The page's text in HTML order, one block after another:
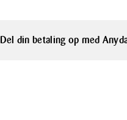
Del din betaling op med